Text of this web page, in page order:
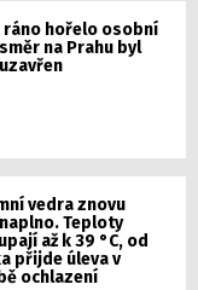
ráno hořelo osobní
na Prahu byl
vedra znovu
Teploty
až k 39 °C, od
přijde úleva v
ochlazení